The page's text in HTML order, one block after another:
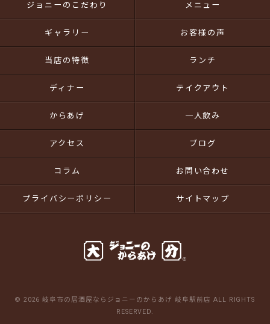
ジョニーのこだわり メニュー
ギャラリー お客様の声
当店の特徴 ランチ
ディナー テイクアウト
からあげ 一人飲み
アクセス ブログ
コラム お問い合わせ
プライバシーポリシー サイトマップ
© 2026 岐阜市の居酒屋ならジョニーのからあげ 岐阜駅前店 ALL RIGHTS
RESERVED.